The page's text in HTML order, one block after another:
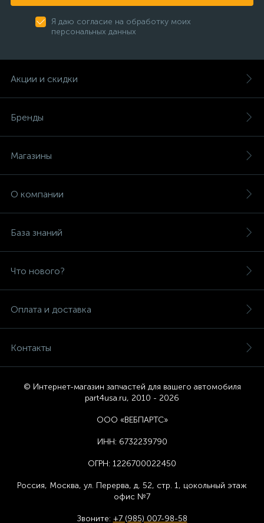
Я даю согласие на обработку моих
персональных данных
Акции и скидки
Бренды
Магазины
О компании
База знаний
Что нового?
Оплата и доставка
Контакты
© Интернет-магазин запчастей для вашего автомобиля
part4usa.ru, 2010 - 2026
ООО «ВЕБПАРТС»
ИНН: 6732239790
ОГРН: 1226700022450
Россия, Москва, ул. Перерва, д. 52, стр. 1, цокольный этаж
офис №7
Звоните: +7 (985) 007-98-58